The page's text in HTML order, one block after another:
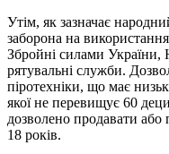
Утім, як зазначає
заборона на
Збройні силами України,
рятувальні служби.
піротехніки, що має
якої не перевищує 60
дозволено продавати або
18 років.